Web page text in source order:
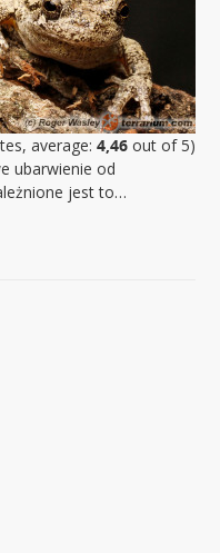
average: 4,46out of 5)
ubarwienie od
jest to…